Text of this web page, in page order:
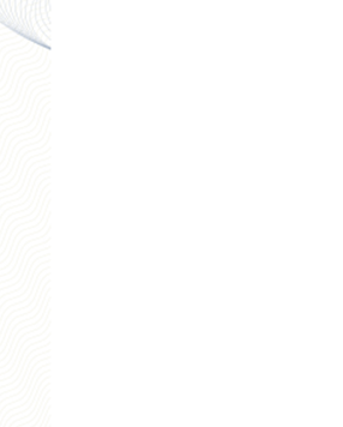
SERUAN LEMBAGA &